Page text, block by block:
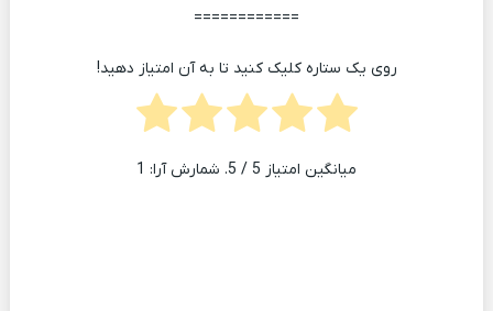
============
روی یک ستاره کلیک کنید تا به آن امتیاز دهید!
میانگین امتیاز 5 / 5. شمارش آرا: 1